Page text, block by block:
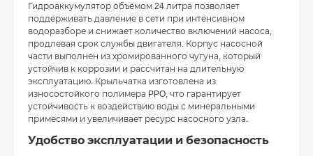
Гидроаккумулятор объёмом 24 литра позволяет
поддерживать давление в сети при интенсивном
водоразборе и снижает количество включений насоса,
продлевая срок службы двигателя. Корпус насосной
части выполнен из хромированного чугуна, который
устойчив к коррозии и рассчитан на длительную
эксплуатацию. Крыльчатка изготовлена из
износостойкого полимера PPO, что гарантирует
устойчивость к воздействию воды с минеральными
примесями и увеличивает ресурс насосного узла.
Удобство эксплуатации и безопасность